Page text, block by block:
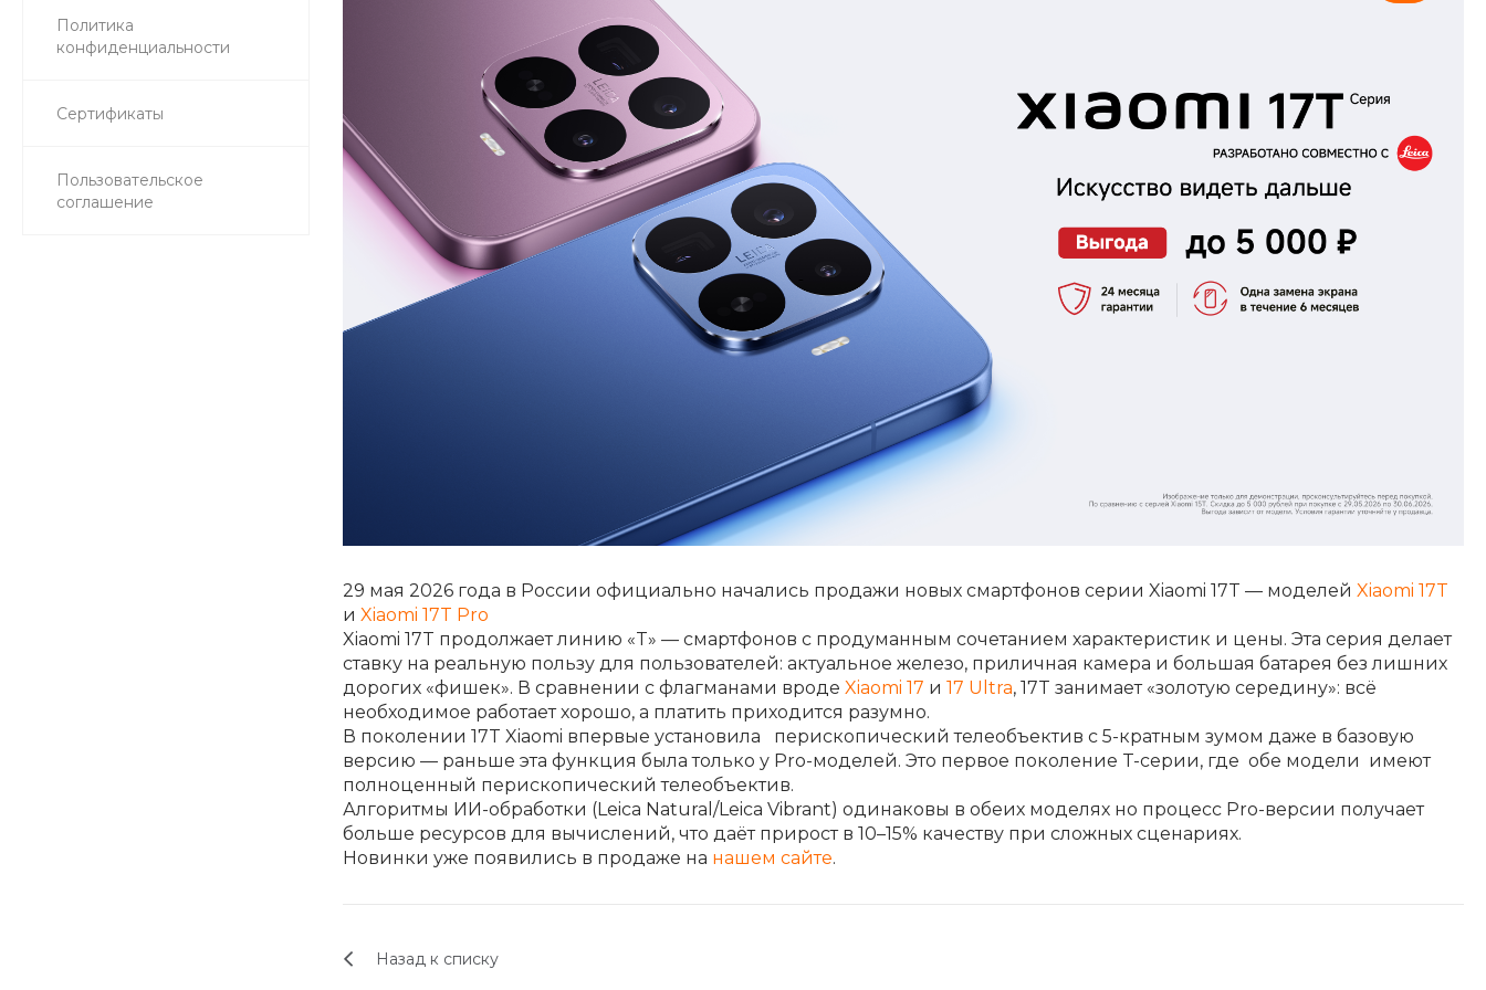
Сегодня
25 %
Добавляйте товарыв корзину
Оплачивайте сегодня только
% картой любого банка
% будутсписываться
с вашей картыпо25% каждые 2 недели
25
раз в 2
недели Остались вопросы?
8 800 302-02-51
plait.ru
Политика
конфиденциальности
Сертификаты
Пользовательское
соглашение
29 мая 2026 года в России официально начались продажи новых смартфонов серии Xiaomi 17T — моделей Xiaomi 17T
и Xiaomi 17T Pro
Xiaomi 17T продолжает линию «T» — смартфонов с продуманным сочетанием характеристик и цены. Эта серия делает
ставку на реальную пользу для пользователей: актуальное железо, приличная камера и большая батарея без лишних
дорогих «фишек». В сравнении с флагманами вроде Xiaomi 17 и 17 Ultra, 17T занимает «золотую середину»: всё
необходимое работает хорошо, а платить приходится разумно.
В поколении 17T Xiaomi впервые установила перископический телеобъектив с 5-кратным зумом даже в базовую
версию — раньше эта функция была только у Pro-моделей. Это первое поколение T-серии, где обе модели имеют
полноценный перископический телеобъектив.
Алгоритмы ИИ-обработки (Leica Natural/Leica Vibrant) одинаковы в обеих моделях но процесс Pro-версии получает
больше ресурсов для вычислений, что даёт прирост в 10–15% качеству при сложных сценариях.
Новинки уже появились в продаже на нашем сайте.
Назад к списку